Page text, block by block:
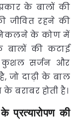
के बालों की
जीवित रहने की
निकलने के कोण में
बालों की कटाई
कुशल सर्जन और
जो दाढ़ी के बाल
बराबर होती है।
प्रत्यारोपण की